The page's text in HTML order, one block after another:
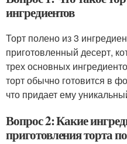
ингредиентов
Торт полено из 3
приготовленный десерт,
трех основных
торт обычно готовится в
что придает ему
Вопрос 2: Какие
приготовления торта